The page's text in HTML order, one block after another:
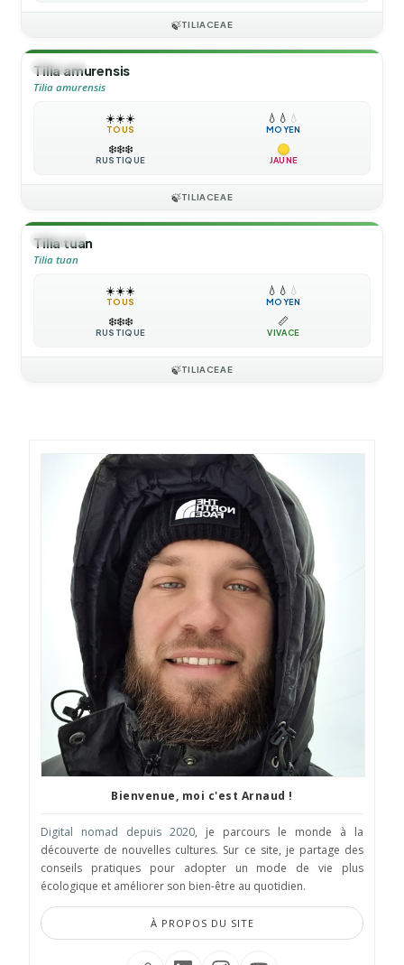
🍃TILIACEAE
🌳ARBRE
Tilia amurensis
Tilia amurensis
☀️☀️☀️
TOUS
💧 💧 💧
MOYEN
❄️❄️❄️
RUSTIQUE JAUNE
🍃TILIACEAE
🌳ARBRE
Tilia tuan
Tilia tuan
☀️☀️☀️
TOUS
💧 💧 💧
MOYEN
❄️❄️❄️
RUSTIQUE
📏
VIVACE
🍃TILIACEAE
Bienvenue, moi c'est Arnaud !
Digital nomad depuis 2020, je parcours le monde à la
découverte de nouvelles cultures. Sur ce site, je partage des
conseils pratiques pour adopter un mode de vie plus
écologique et améliorer son bien-être au quotidien.
À PROPOS DU SITE